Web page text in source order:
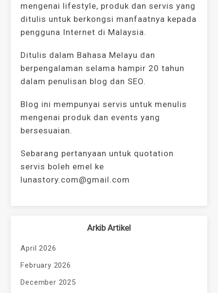
mengenai lifestyle, produk dan servis yang
ditulis untuk berkongsi manfaatnya kepada
pengguna Internet di Malaysia.
Ditulis dalam Bahasa Melayu dan
berpengalaman selama hampir 20 tahun
dalam penulisan blog dan SEO.
Blog ini mempunyai servis untuk menulis
mengenai produk dan events yang
bersesuaian.
Sebarang pertanyaan untuk quotation
servis boleh emel ke
lunastory.com@gmail.com
Arkib Artikel
April 2026
February 2026
December 2025